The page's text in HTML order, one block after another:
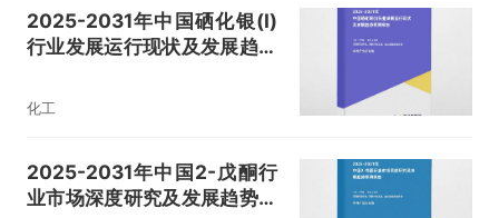
2025-2031年中国硒化银(I)
行业发展运行现状及发展趋势
化工
2025-2031年中国2-戊酮行
业市场深度研究及发展趋势预